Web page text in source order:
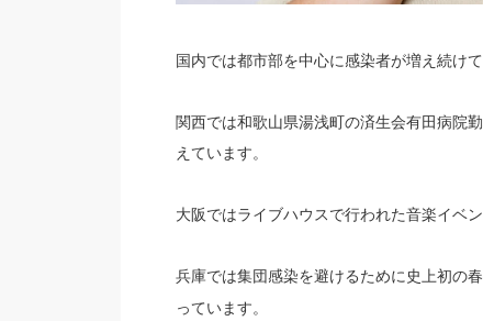
国内では都市部を中心に感染者が増え続けて
関西では和歌山県湯浅町の済生会有田病院
えています。
大阪ではライブハウスで行われた音楽イベ
兵庫では集団感染を避けるために史上初の
っています。